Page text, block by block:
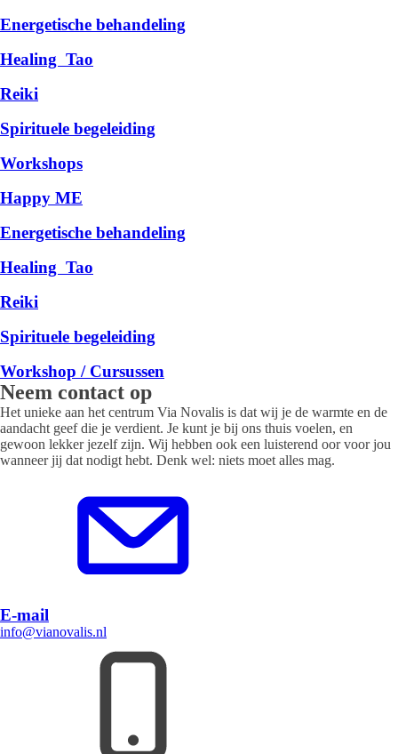
Energetische behandeling
Healing Tao
Reiki
Spirituele begeleiding
Workshops
Happy ME
Energetische behandeling
Healing Tao
Reiki
Spirituele begeleiding
Workshop / Cursussen
Neem contact op
Het unieke aan het centrum Via Novalis is dat wij je de warmte en de
aandacht geef die je verdient. Je kunt je bij ons thuis voelen, en
gewoon lekker jezelf zijn. Wij hebben ook een luisterend oor voor jou
wanneer jij dat nodigt hebt. Denk wel: niets moet alles mag.
E-mail
info@vianovalis.nl